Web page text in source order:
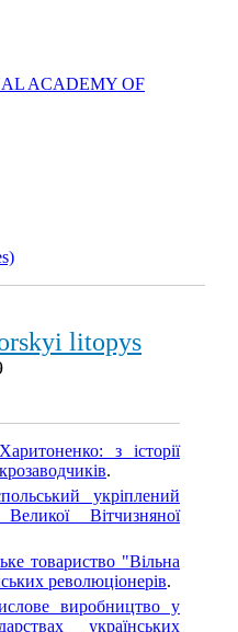
ACADEMY OF
litopys
з історії
.
укріплений
Вітчизняної
товариство "Вільна
революціонерів.
виробництво у
українських